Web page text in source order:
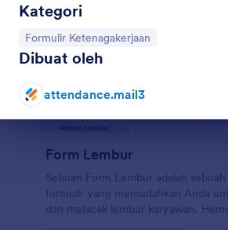
Kategori
Buka Kategori:
Formulir Ketenagakerjaan
Dibuat oleh
attendance.mail3
Akhir dialog
Form Lembur
Sebuah Form Lembur adalah
formulir yang memudahkan Anda
dan melacak lembur karyawan.